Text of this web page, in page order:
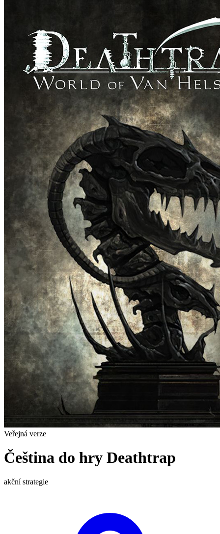
Veřejná verze
Čeština do hry Deathtrap
akční strategie